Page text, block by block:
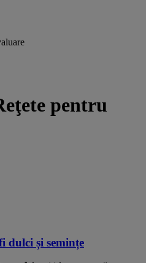
pentru
dulci și semințe